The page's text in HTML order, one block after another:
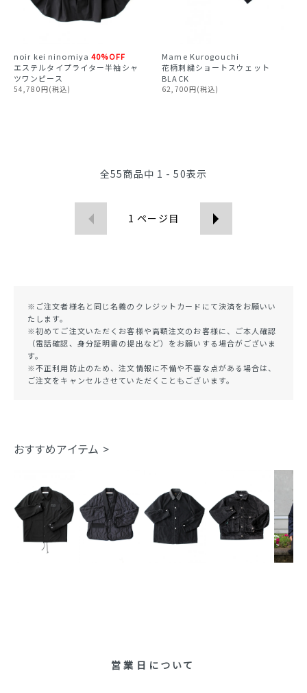
noir kei ninomiya40%OFF
エステルタイプライター半袖シャ
ツワンピース
54,780円(税込)
Mame Kurogouchi
花柄刺繍ショートスウェット
BLACK
62,700円(税込)
全55商品中 1 - 50表示
1 ページ目
※ご注文者様名と同じ名義のクレジットカードにて決済をお願いい
たします。
※初めてご注文いただくお客様や高額注文のお客様に、ご本人確認
（電話確認、身分証明書の提出など）をお願いする場合がございま
す。
※不正利用防止のため、注文情報に不備や不審な点がある場合は、
ご注文をキャンセルさせていただくこともございます。
おすすめアイテム >
営業日について